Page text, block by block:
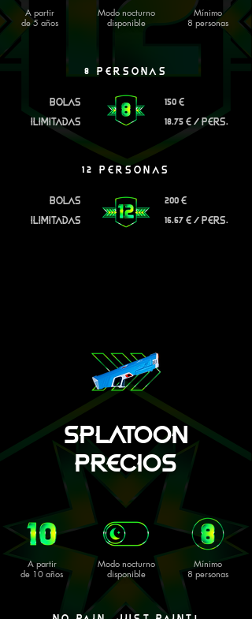
A partir
de 5 años
Modo nocturno
disponible
Mínimo
8 personas
BOLAS
ILIMITADAS
BOLAS
ILIMITADAS
8 PERSONAS
12 PERSONAS
150 E
18.75 E / PERS.
200 E
16.67 E / PERS.
SPLATOON
PRECIOS
A partir
de 10 años
Modo nocturno
disponible
Mínimo
8 personas